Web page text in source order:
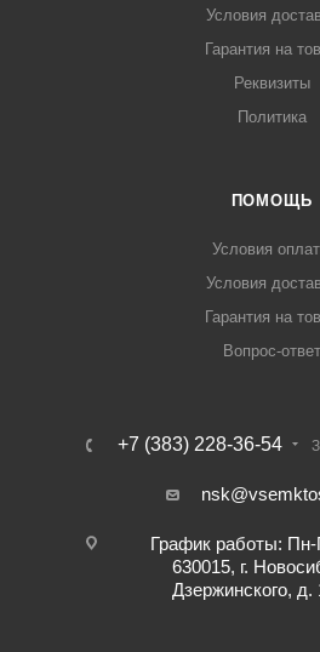
Условия
Гарантия на
Реквизиты
Политика
ПОМОЩЬ
Условия
Условия
Гарантия на
Вопрос-ответ
+7 (383) 228-36-54
График работы: Пн-
630015, г.
Дзержинского, д.